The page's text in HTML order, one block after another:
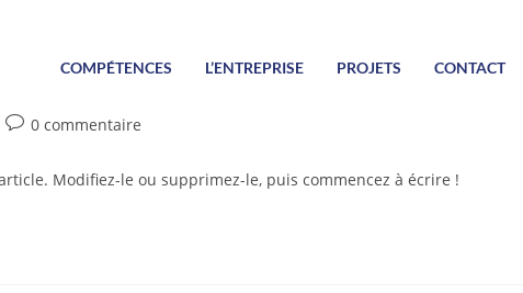
COMPÉTENCES L’ENTREPRISE PROJETS CONTACT
0 commentaire
Modifiez-le ou supprimez-le, puis commencez à écrire !